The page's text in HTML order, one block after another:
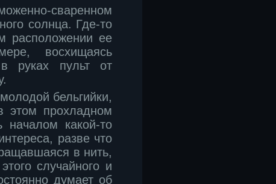
сваренном
солнца. Где-то
расположении ее
восхищаясь
руках пульт от
бельгийки,
этом прохладном
началом какой-то
разве что
в нить,
случайного и
думает об